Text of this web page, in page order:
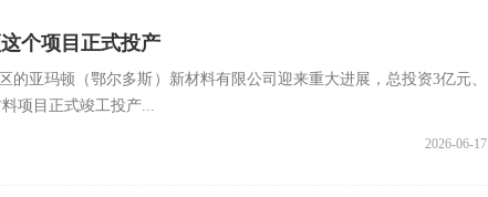
个项目正式投产
的亚玛顿（鄂尔多斯）新材料有限公司迎来重大进展，总投资3亿元、
项目正式竣工投产...
2026-06-17